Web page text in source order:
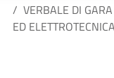
VERBALE DI
ED